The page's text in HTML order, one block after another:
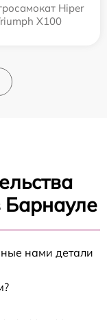
Hiper
X100
Барнауле
нами детали